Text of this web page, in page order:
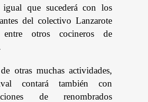
que sucederá con los
del colectivo Lanzarote
entre otros cocineros de
otras muchas actividades,
contará también con
de renombrados